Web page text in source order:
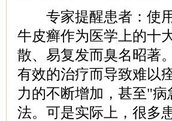
专家提醒患者：使用
牛皮癣作为医学上的十
散、易复发而臭名昭著
有效的治疗而导致难以
力的不断增加，甚至"
法。可是实际上，很多